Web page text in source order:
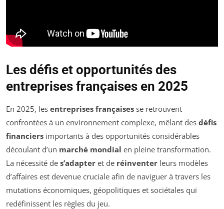
Les défis et opportunités des
entreprises françaises en 2025
En 2025, les entreprises françaises se retrouvent
confrontées à un environnement complexe, mêlant des défis
financiers importants à des opportunités considérables
découlant d’un marché mondial en pleine transformation.
La nécessité de s’adapter et de réinventer leurs modèles
d’affaires est devenue cruciale afin de naviguer à travers les
mutations économiques, géopolitiques et sociétales qui
redéfinissent les règles du jeu.